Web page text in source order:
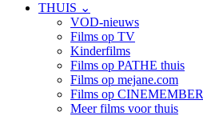
THUIS ⌄
VOD-nieuws
Films op TV
Kinderfilms
Films op PATHE thuis
Films op mejane.com
Films op CINEMEMBER
Meer films voor thuis